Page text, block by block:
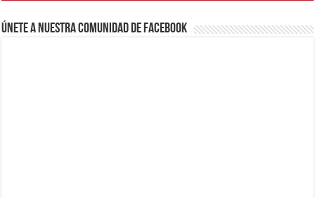
Únete a nuestra comunidad de Facebook